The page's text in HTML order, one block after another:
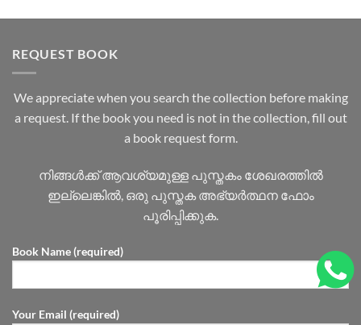
REQUEST BOOK
We appreciate when you search the collection before making
a request. If the book you need is not in the collection, fill out
a book request form.
നിങ്ങൾക്ക് ആവശ്യമുള്ള പുസ്തകം ശേഖരത്തിൽ
ഇല്ലെങ്കിൽ, ഒരു പുസ്തക അഭ്യർത്ഥന ഫോം
പൂരിപ്പിക്കുക.
Book Name (required)
Your Email (required)